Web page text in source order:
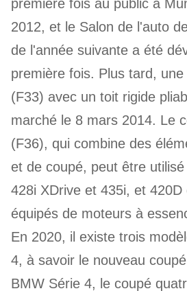
première fois au public à
2012, et le Salon de l'auto
de l'année suivante a été
première fois. Plus tard,
(F33) avec un toit rigide
marché le 8 mars 2014. Le
(F36), qui combine des
et de coupé, peut être
428i XDrive et 435i, et 420D
équipés de moteurs à
En 2020, il existe trois
4, à savoir le nouveau
BMW Série 4, le coupé